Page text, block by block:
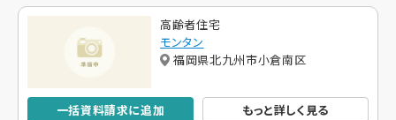
高齢者住宅
モンタン
福岡県北九州市小倉南区
一括資料請求に追加 もっと詳しく見る